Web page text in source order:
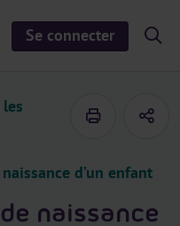
Se connecter
S
i
e
c
d’un enfant
naissance